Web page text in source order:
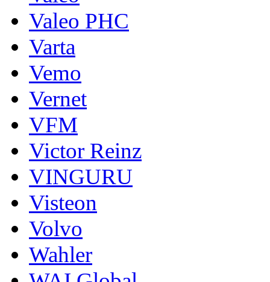
Valeo PHC
Varta
Vemo
Vernet
VFM
Victor Reinz
VINGURU
Visteon
Volvo
Wahler